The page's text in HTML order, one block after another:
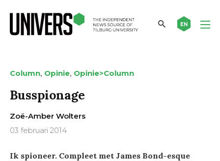
EN
Column, Opinie, Opinie>Column
Busspionage
Zoë-Amber Wolters
03 februari 2014
Ik spioneer. Compleet met James Bond-esque